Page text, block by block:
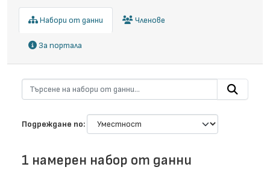
Набори от данни Членове
За портала
Подреждане по
1 намерен набор от данни